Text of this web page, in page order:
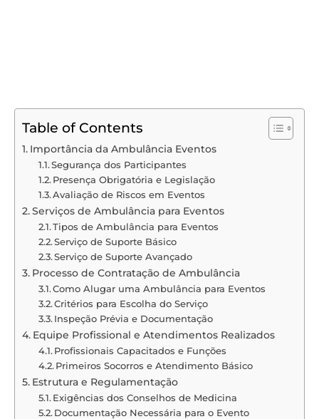
Table of Contents
Importância da Ambulância Eventos
Segurança dos Participantes
Presença Obrigatória e Legislação
Avaliação de Riscos em Eventos
Serviços de Ambulância para Eventos
Tipos de Ambulância para Eventos
Serviço de Suporte Básico
Serviço de Suporte Avançado
Processo de Contratação de Ambulância
Como Alugar uma Ambulância para Eventos
Critérios para Escolha do Serviço
Inspeção Prévia e Documentação
Equipe Profissional e Atendimentos Realizados
Profissionais Capacitados e Funções
Primeiros Socorros e Atendimento Básico
Estrutura e Regulamentação
Exigências dos Conselhos de Medicina
Documentação Necessária para o Evento